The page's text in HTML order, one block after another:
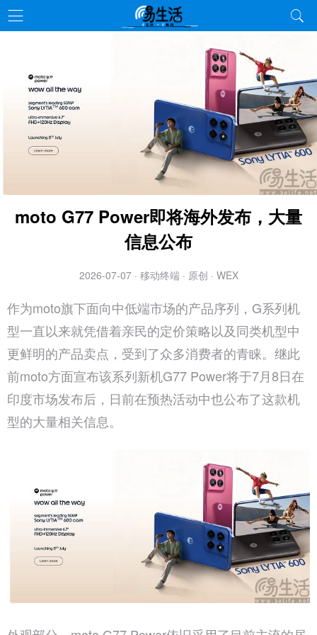
moto G77 Power即将海外发布，大量
信息公布
2026-07-07 · 移动终端 · 原创 · WEX
作为moto旗下面向中低端市场的产品序列，G系列机
型一直以来就凭借着亲民的定价策略以及同类机型中
更鲜明的产品卖点，受到了众多消费者的青睐。继此
前moto方面宣布该系列新机G77 Power将于7月8日在
印度市场发布后，日前在预热活动中也公布了这款机
型的大量相关信息。